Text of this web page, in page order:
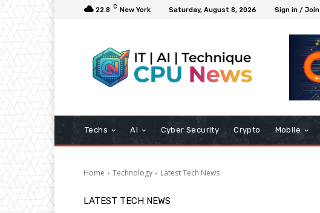
22.8 C New York Saturday, August 8, 2026 Sign in / Join
Techs AI Cyber Security Crypto Mobile
Home Technology Latest Tech News
LATEST TECH NEWS